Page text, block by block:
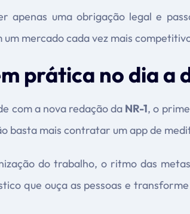
apenas uma obrigação legal e
mercado cada vez mais
prática no dia a
com a nova redação da NR-1, o
basta mais contratar um app de
do trabalho, o ritmo das
que ouça as pessoas e